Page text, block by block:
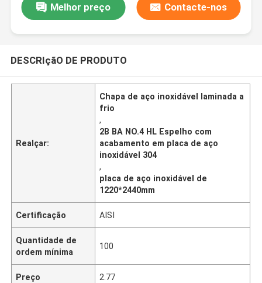
Melhor preço Contacte-nos
DESCRIçãO DE PRODUTO
Realçar:
Chapa de aço inoxidável laminada a
frio
,
2B BA NO.4 HL Espelho com
acabamento em placa de aço
inoxidável 304
,
placa de aço inoxidável de
1220*2440mm
Certificação AISI
Quantidade de
ordem mínima
100
Preço 2.77